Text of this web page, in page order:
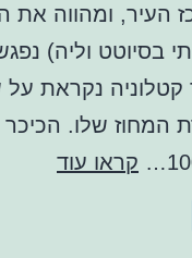
העיר, ומהווה את
נקראת על
קראו עודכיכר